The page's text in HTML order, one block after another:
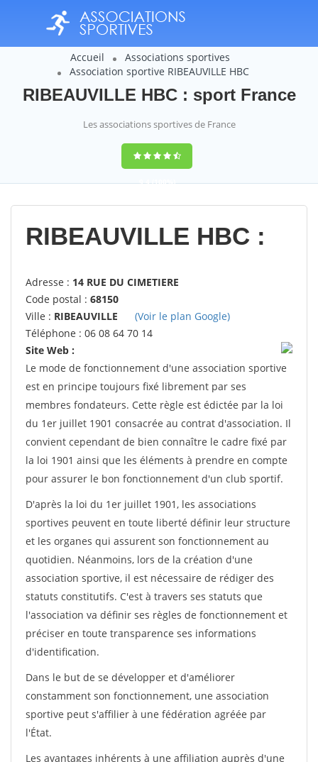
Accueil
Associations sportives
Association sportive RIBEAUVILLE HBC
RIBEAUVILLE HBC : sport France
Les associations sportives de France
9,4(100%)
14358votes
RIBEAUVILLE HBC :
Adresse : 14 RUE DU CIMETIERE
Code postal : 68150
Ville : RIBEAUVILLE
(Voir le plan Google)
Téléphone : 06 08 64 70 14
Site Web :
Le mode de fonctionnement d'une association sportive
est en principe toujours fixé librement par ses
membres fondateurs. Cette règle est édictée par la loi
du 1er juillet 1901 consacrée au contrat d'association. Il
convient cependant de bien connaître le cadre fixé par
la loi 1901 ainsi que les éléments à prendre en compte
pour assurer le bon fonctionnement d'un club sportif.
D'après la loi du 1er juillet 1901, les associations
sportives peuvent en toute liberté définir leur structure
et les organes qui assurent son fonctionnement au
quotidien. Néanmoins, lors de la création d'une
association sportive, il est nécessaire de rédiger des
statuts constitutifs. C'est à travers ses statuts que
l'association va définir ses règles de fonctionnement et
préciser en toute transparence ses informations
d'identification.
Dans le but de se développer et d'améliorer
constamment son fonctionnement, une association
sportive peut s'affilier à une fédération agréée par
l'État.
Les avantages inhérents à une affiliation auprès d'une